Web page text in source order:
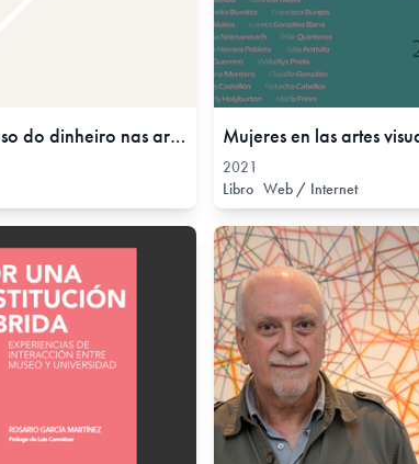
$uporte: o uso do dinheiro nas artes visuais, 2019
2021
Libro Web / Internet